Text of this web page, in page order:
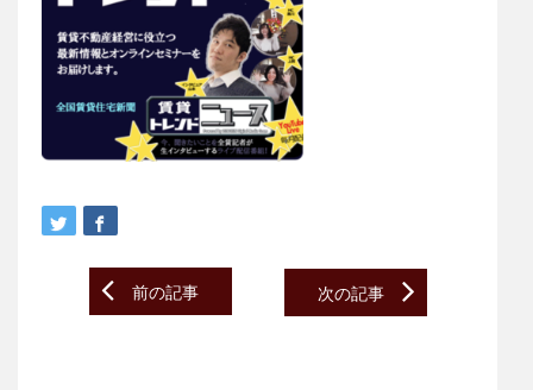
Post
navigation
前の記事 次の記事